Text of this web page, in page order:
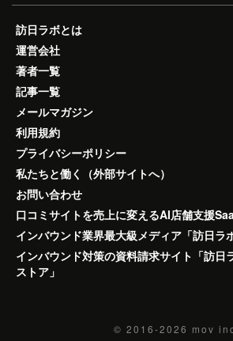
訪日ラボとは
運営会社
著者一覧
記事一覧
メールマガジン
利用規約
プライバシーポリシー
私たちと働く（外部サイトへ）
お問い合わせ
口コミサイトを売上に変えるAI店舗支援
インバウンド業界最大級メディア「訪日ラ
インバウンド対策の資料請求サイト「訪日
ストア」
© 2016-2026 mov